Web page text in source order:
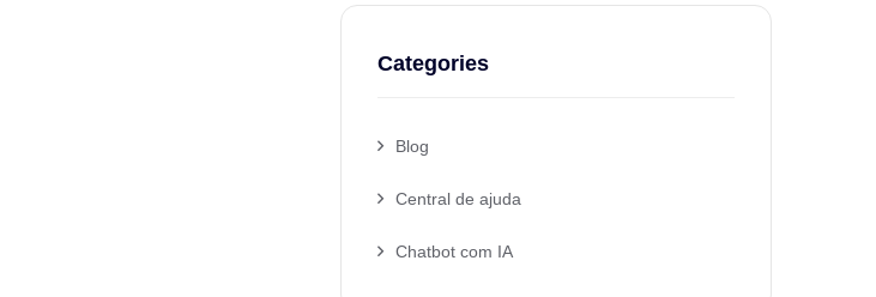
Categories
Blog
Central de ajuda
Chatbot com IA